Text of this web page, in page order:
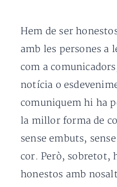
Hem de ser
amb les persones a
com a
notícia o
comuniquem hi ha
la millor forma de
sense embuts,
cor. Però, sobretot,
honestos amb